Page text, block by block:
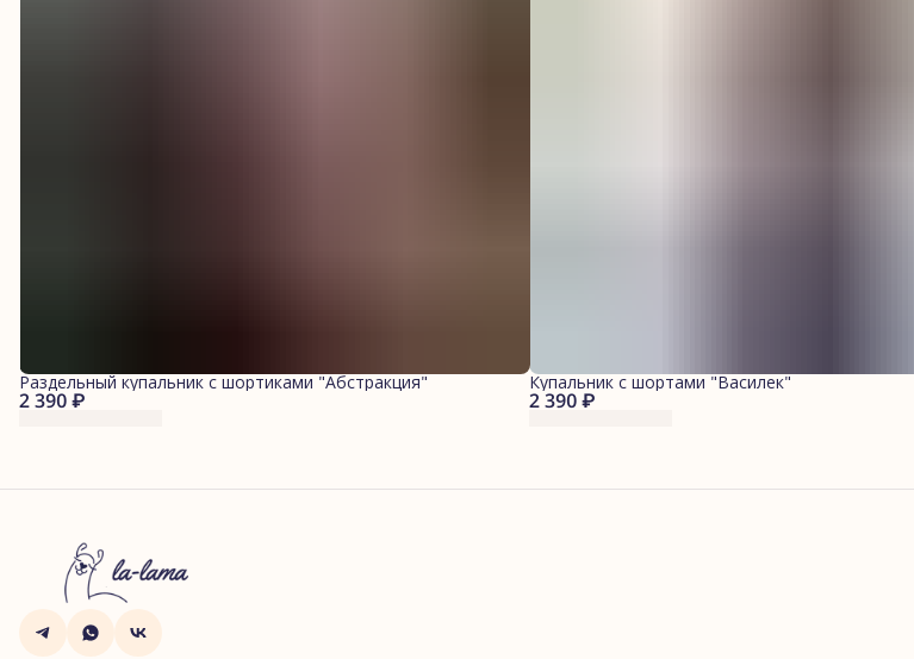
2 390 ₽
Раздельный купальник с шортиками "Абстракция"
2 390 ₽
Купальник с шортами "Василек"